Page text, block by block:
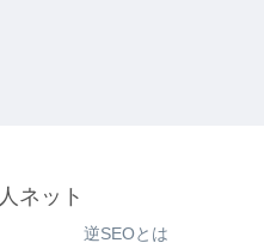
ネット
逆SEOとは